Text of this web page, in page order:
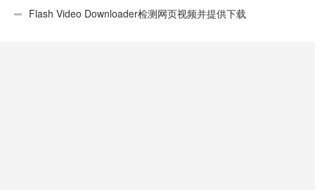
性不错Flash Video Downloader检测网页视频并提供下载